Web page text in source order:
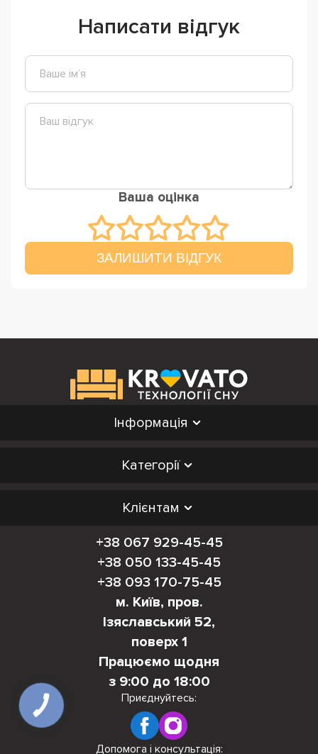
Написати відгук
Ваша оцінка
ЗАЛИШИТИ ВІДГУК
Інформація
Категорії
Клієнтам
+38 067 929-45-45
+38 050 133-45-45
+38 093 170-75-45
м. Київ, пров.
Ізяславський 52,
поверх 1
Працюємо щодня
з 9:00 до 18:00
Приєднуйтесь:
Допомога і консультація:
КНОПКА
ЗВ'ЯЗКУ